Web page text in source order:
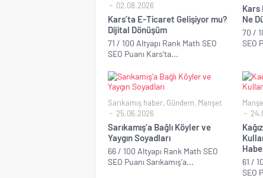
02.08.2026
Kars’ta E-Ticaret Gelişiyor mu?
Dijital Dönüşüm
71 / 100 Altyapı Rank Math SEO
SEO Puanı Kars’ta...
Kars
Ne
70 /
SEO
Sarıkamış haber, Gündem, Manşet
25.06.2026
Sarıkamış’a Bağlı Köyler ve
Yaygın Soyadları
66 / 100 Altyapı Rank Math SEO
SEO Puanı Sarıkamış’a...
61 /
SEO